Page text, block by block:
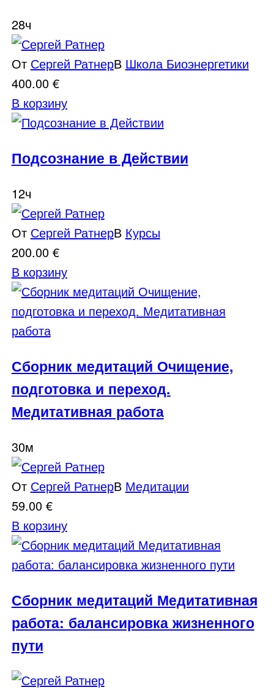
28ч
От Сергей РатнерВ Школа Биоэнергетики
400.00 €
В корзину
Подсознание в Действии
12ч
От Сергей РатнерВ Курсы
200.00 €
В корзину
Сборник медитаций Очищение,
подготовка и переход.
Медитативная работа
30м
От Сергей РатнерВ Медитации
59.00 €
В корзину
Сборник медитаций Медитативная
работа: балансировка жизненного
пути